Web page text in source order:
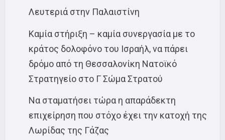
Λευτεριά στην Παλαιστίνη
Καμία στήριξη – καμία συνεργασία με το
κράτος δολοφόνο του Ισραήλ, να πάρει
δρόμο από τη Θεσσαλονίκη Νατοϊκό
Στρατηγείο στο Γ Σώμα Στρατού
Να σταματήσει τώρα η απαράδεκτη
επιχείρηση που στόχο έχει την κατοχή της
Λωρίδας της Γάζας